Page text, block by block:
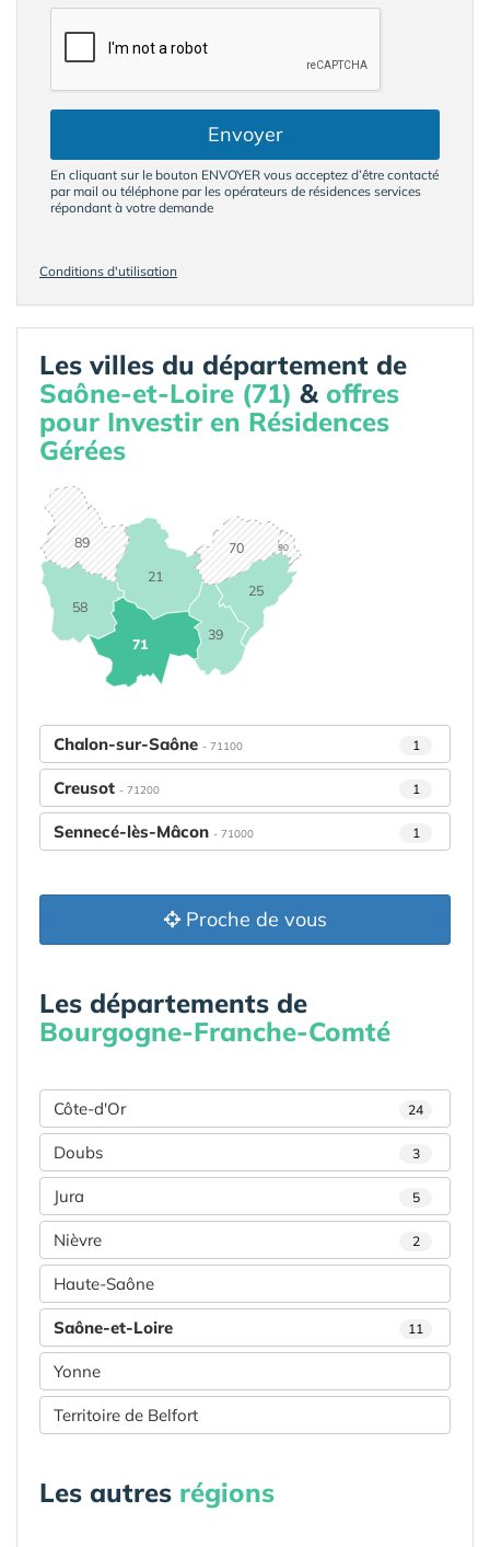
Envoyer
En cliquant sur le bouton ENVOYER vous acceptez d’être contacté
par mail ou téléphone par les opérateurs de résidences services
répondant à votre demande
Conditions d'utilisation
Les villes du département de
Saône-et-Loire (71) & offres
pour Investir en Résidences
Gérées
21
25
39
58
70
71
89 90
Chalon-sur-Saône - 71100 1
Creusot - 71200 1
Sennecé-lès-Mâcon - 71000 1
Proche de vous
Les départements de
Bourgogne-Franche-Comté
Côte-d'Or 24
Doubs 3
Jura 5
Nièvre 2
Haute-Saône
Saône-et-Loire 11
Yonne
Territoire de Belfort
Les autres régions